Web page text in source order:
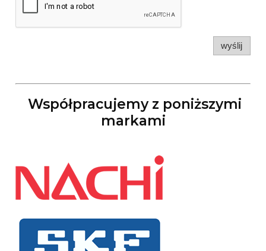
wyślij
Współpracujemy z poniższymi
markami